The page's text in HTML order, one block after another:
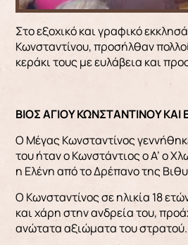
Στο εξοχικό και γραφικό
Κωνσταντίνου, προσήλθαν
κεράκι τους με ευλάβεια και
ΒΙΟΣ ΑΓΙΟΥ ΚΩΝΣΤΑΝΤΙΝΟΥ ΚΑΙ
Ο Μέγας Κωνσταντίνος
του ήταν ο Κωνστάντιος ο Α’ ο
η Ελένη από το Δρέπανο της
Ο Κωνσταντίνος σε ηλικία 18
και χάρη στην ανδρεία του,
ανώτατα αξιώματα του στρατού.